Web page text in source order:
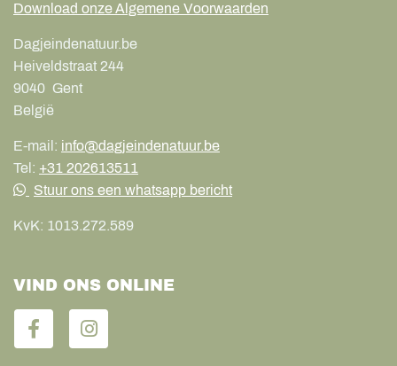
Download onze Algemene Voorwaarden
Dagjeindenatuur.be
Heiveldstraat 244
9040 Gent
België
E-mail: info@dagjeindenatuur.be
Tel: +31 202613511
Stuur ons een whatsapp bericht
KvK: 1013.272.589
VIND ONS ONLINE